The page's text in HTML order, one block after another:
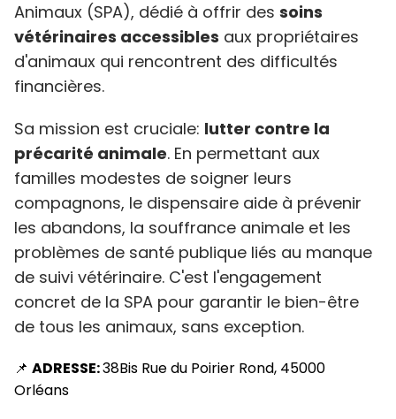
Animaux (SPA), dédié à offrir des soins
vétérinaires accessibles aux propriétaires
d'animaux qui rencontrent des difficultés
financières.
Sa mission est cruciale: lutter contre la
précarité animale. En permettant aux
familles modestes de soigner leurs
compagnons, le dispensaire aide à prévenir
les abandons, la souffrance animale et les
problèmes de santé publique liés au manque
de suivi vétérinaire. C'est l'engagement
concret de la SPA pour garantir le bien-être
de tous les animaux, sans exception.
📌 ADRESSE:38Bis Rue du Poirier Rond, 45000
Orléans